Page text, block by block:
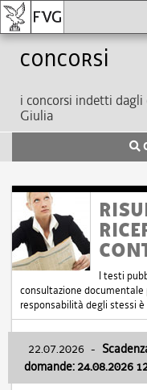
Concorsi
i concorsi indetti
Giulia
I testi
consultazione documentale
responsabilità degli stessi
22.07.2026 -
domande: 24.08.2026